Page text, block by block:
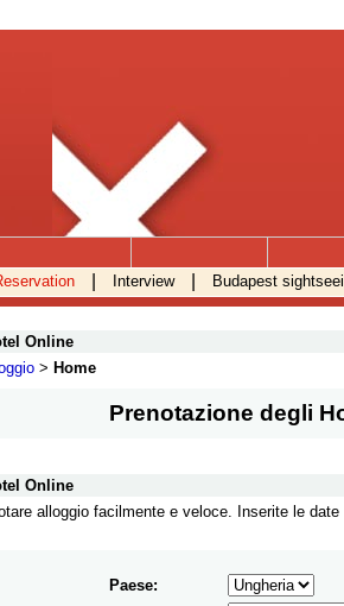
Interview Budapest
Online
> Home
Prenotazione degli
Online
alloggio facilmente e veloce. Inserite le
Paese: